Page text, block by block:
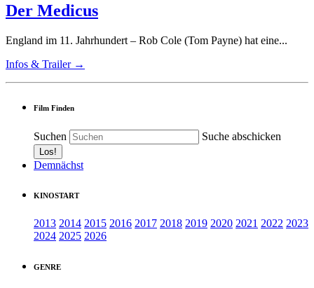
Der Medicus
England im 11. Jahrhundert – Rob Cole (Tom Payne) hat eine...
Infos & Trailer →
Film Finden
Suchen Suche abschicken
Demnächst
KINOSTART
2013 2014 2015 2016 2017 2018 2019 2020 2021 2022 2023
2024 2025 2026
GENRE